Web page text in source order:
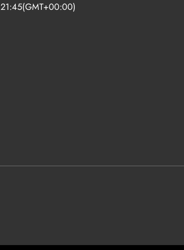
21:45(GMT+00:00)